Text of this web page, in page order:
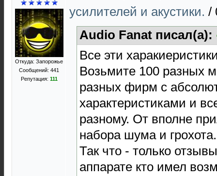
Откуда: Запорожье
Сообщений: 441
Репутация: 111
усилителей и акустики. /
Audio Fanat писал(а):
Все эти
Возьмите 100 разных
разных фирм с
характеристиками и
разному. От вполне
набора шума и
Так что - только
аппарате кто имел